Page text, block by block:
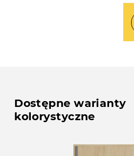
Dostępne warianty
kolorystyczne